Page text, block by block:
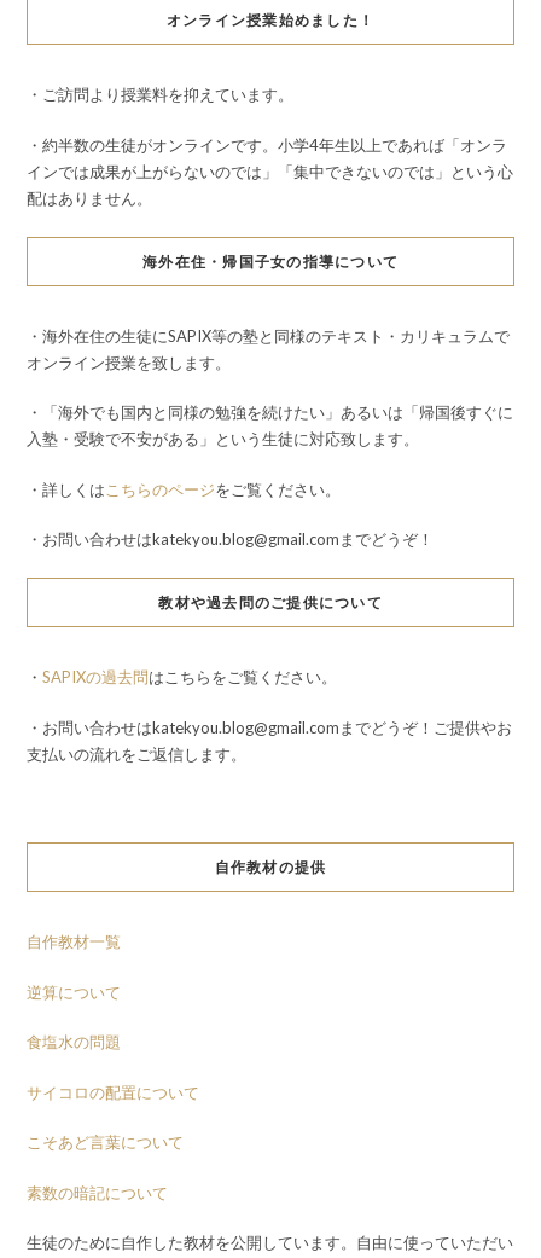
オンライン授業始めました！
・ご訪問より授業料を抑えています。
・約半数の生徒がオンラインです。小学4年生以上であれば「オンラ
インでは成果が上がらないのでは」「集中できないのでは」という心
配はありません。
海外在住・帰国子女の指導について
・海外在住の生徒にSAPIX等の塾と同様のテキスト・カリキュラムで
オンライン授業を致します。
・「海外でも国内と同様の勉強を続けたい」あるいは「帰国後すぐに
入塾・受験で不安がある」という生徒に対応致します。
・詳しくは こちらのページをご覧ください。
・お問い合わせはkatekyou.blog@gmail.comまでどうぞ！
教材や過去問のご提供について
・ SAPIXの過去問はこちらをご覧ください。
・お問い合わせはkatekyou.blog@gmail.comまでどうぞ！ご提供やお
支払いの流れをご返信します。
自作教材の提供
自作教材一覧
逆算について
食塩水の問題
サイコロの配置について
こそあど言葉について
素数の暗記について
生徒のために自作した教材を公開しています。自由に使っていただい